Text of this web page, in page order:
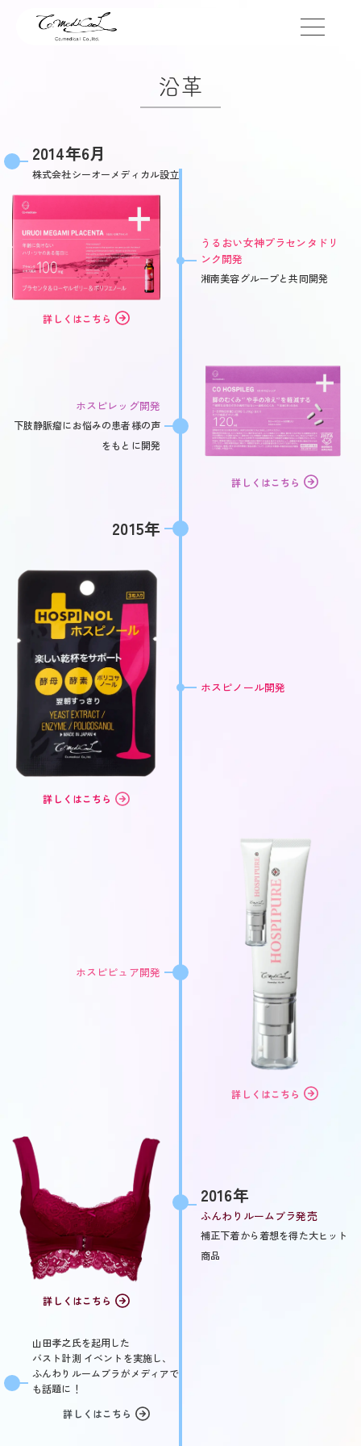
沿革
2014年6月
株式会社シーオーメディカル設立
詳しくはこちら
うるおい女神プラセンタドリ
ンク開発
湘南美容グループと共同開発
ホスピレッグ開発
下肢静脈瘤にお悩みの患者様の声
をもとに開発
詳しくはこちら
2015年
詳しくはこちら
ホスピノール開発
ホスピピュア開発
詳しくはこちら
詳しくはこちら
2016年
ふんわりルームブラ発売
補正下着から着想を得た大ヒット
商品
山田孝之氏を起用した
バスト計測 イベントを実施し、
ふんわりルームブラがメディアで
も話題に！
詳しくはこちら